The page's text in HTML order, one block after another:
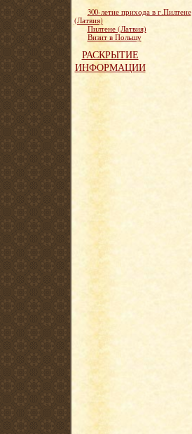
300-летие прихода в г.Пилтене
(Латвия)
Пилтене (Латвия)
Визит в Польшу
РАСКРЫТИЕ
ИНФОРМАЦИИ